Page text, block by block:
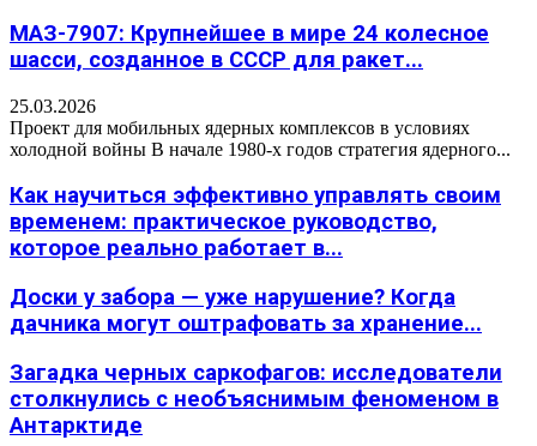
МАЗ-7907: Крупнейшее в мире 24 колесное
шасси, созданное в СССР для ракет...
25.03.2026
Проект для мобильных ядерных комплексов в условиях
холодной войны В начале 1980-х годов стратегия ядерного...
Как научиться эффективно управлять своим
временем: практическое руководство,
которое реально работает в...
Доски у забора — уже нарушение? Когда
дачника могут оштрафовать за хранение...
Загадка черных саркофагов: исследователи
столкнулись с необъяснимым феноменом в
Антарктиде